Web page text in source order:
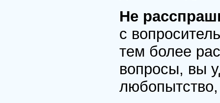
Не
с
тем более
вопросы, вы
любопытство,